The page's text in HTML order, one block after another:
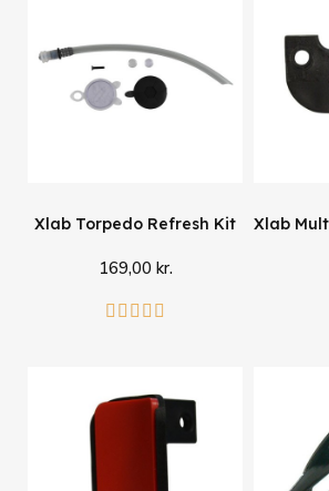
Xlab Torpedo Refresh Kit
169,00 kr.
    